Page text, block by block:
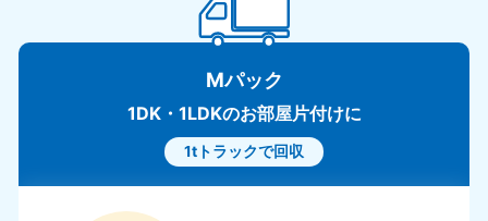
Mパック
1DK・1LDKのお部屋片付けに
1tトラックで回収